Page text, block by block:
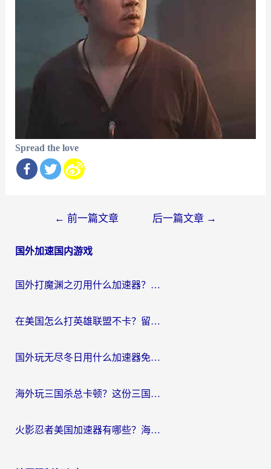
Spread the love
导
← 前一篇文章 后一篇文章 →
国外加速国内游戏
国外打魔渊之刃用什么加速器？2026海外玩家国服游戏加速全攻略（附闪耀暖暖&复苏的魔女避坑指南）
在美国怎么打英雄联盟不卡？留学生亲测的国服游戏加速全攻略
国外玩无尽冬日用什么加速器免费？海外党国服游戏加速避坑指南
海外玩三国杀总卡顿？这份三国杀游戏加速器指南帮你告别延迟烦恼
火影忍者美国加速器有哪些？海外党亲测的国服游戏加速全攻略（含菲律宾玩三国之刃守望黎明技巧）